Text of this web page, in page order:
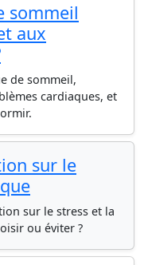
sommeil
aux
de sommeil,
cardiaques, et
sur le
sur le stress et la
ou éviter ?